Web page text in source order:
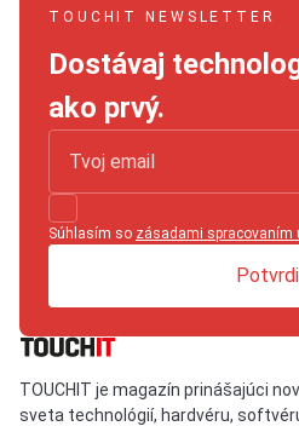
TOUCHIT NEWSLETTER
Dostávaj
ako prvý.
Súhlasím so zásadami spracovaním
TOUCHIT je magazín prinášajúci
sveta technológií, hardvéru,